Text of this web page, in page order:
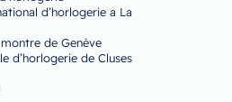
d’horlogerie a La
de Genève
d’horlogerie de Cluses